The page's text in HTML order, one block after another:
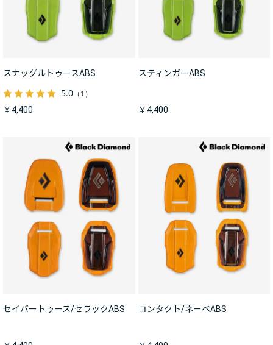
スナッグルトゥースABS
5.0 （1）
￥4,400
スティンガーABS
￥4,400
セイバートゥース/セラックABS コンタクト/ネーベABS